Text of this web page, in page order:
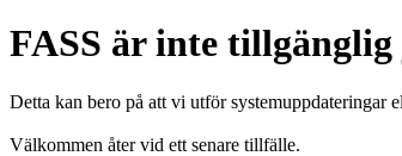
FASS är inte
Detta kan bero på att vi utför systemuppdateringar
Välkommen åter vid ett senare tillfälle.